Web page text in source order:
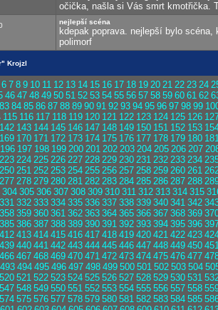
očička, našla si Vás smrt kmotřička.
nejlepší scéna
kdepak poprava. nejlepší bylo
polimorf
Krojzl
6 7 8 9 10 11 12 13 14 15 16 17 18 19 20 21 22 23 24
46 47 48 49 50 51 52 53 54 55 56 57 58 59 60 61 62
83 84 85 86 87 88 89 90 91 92 93 94 95 96 97 98 99
115 116 117 118 119 120 121 122 123 124 125 126
142 143 144 145 146 147 148 149 150 151 152 153
169 170 171 172 173 174 175 176 177 178 179 180
196 197 198 199 200 201 202 203 204 205 206 207
223 224 225 226 227 228 229 230 231 232 233 234
250 251 252 253 254 255 256 257 258 259 260 261
277 278 279 280 281 282 283 284 285 286 287 288
304 305 306 307 308 309 310 311 312 313 314 315
331 332 333 334 335 336 337 338 339 340 341 342
358 359 360 361 362 363 364 365 366 367 368 369
385 386 387 388 389 390 391 392 393 394 395 396
412 413 414 415 416 417 418 419 420 421 422 423
439 440 441 442 443 444 445 446 447 448 449 450
466 467 468 469 470 471 472 473 474 475 476 477
493 494 495 496 497 498 499 500 501 502 503 504
520 521 522 523 524 525 526 527 528 529 530 531
547 548 549 550 551 552 553 554 555 556 557 558
574 575 576 577 578 579 580 581 582 583 584 585